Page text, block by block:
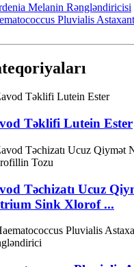
Melanin Rəngləndiricisi
Pluvialis
Təklifi Lutein Ester
Təchizatı Ucuz
Sink Xlorof ...